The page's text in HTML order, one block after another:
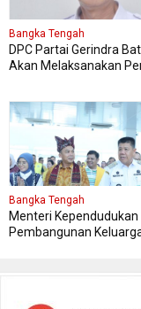
Bangka Tengah
DPC Partai Gerindra
Akan Melaksanakan
Bangka Tengah
Menteri Kependudukan
Pembangunan